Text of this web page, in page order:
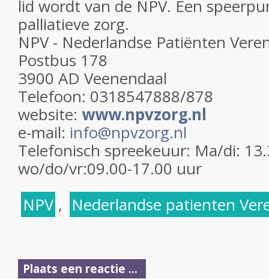
lid wordt van de NPV. Een
palliatieve zorg.
NPV - Nederlandse Patiënten
Postbus 178
3900 AD Veenendaal
Telefoon: 0318547888/878
website: www.npvzorg.nl
e-mail: info@npvzorg.nl
Telefonisch spreekeuur: Ma/di:
wo/do/vr:09.00-17.00 uur
NPV , Nederlandse patienten
Plaats een reactie ...